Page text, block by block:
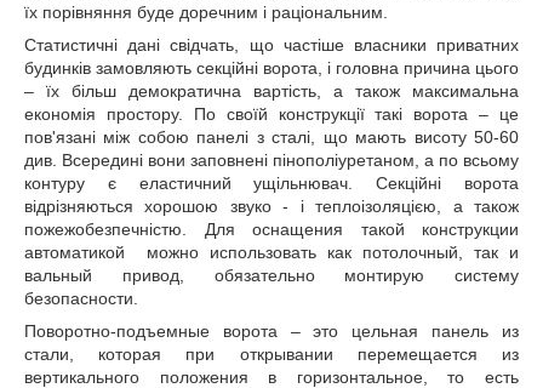
їх порівняння буде доречним і раціональним.
Статистичні дані свідчать, що частіше власники приватних
будинків замовляють секційні ворота, і головна причина цього
– їх більш демократична вартість, а також максимальна
економія простору. По своїй конструкції такі ворота – це
пов'язані між собою панелі з сталі, що мають висоту 50-60
див. Всередині вони заповнені пінополіуретаном, а по всьому
контуру є еластичний ущільнювач. Секційні ворота
відрізняються хорошою звуко - і теплоізоляцією, а також
пожежобезпечністю. Для оснащения такой конструкции
автоматикой можно использовать как потолочный, так и
вальный привод, обязательно монтирую систему
безопасности.
Поворотно-подъемные ворота – это цельная панель из
стали, которая при открывании перемещается из
вертикального положения в горизонтальное, то есть